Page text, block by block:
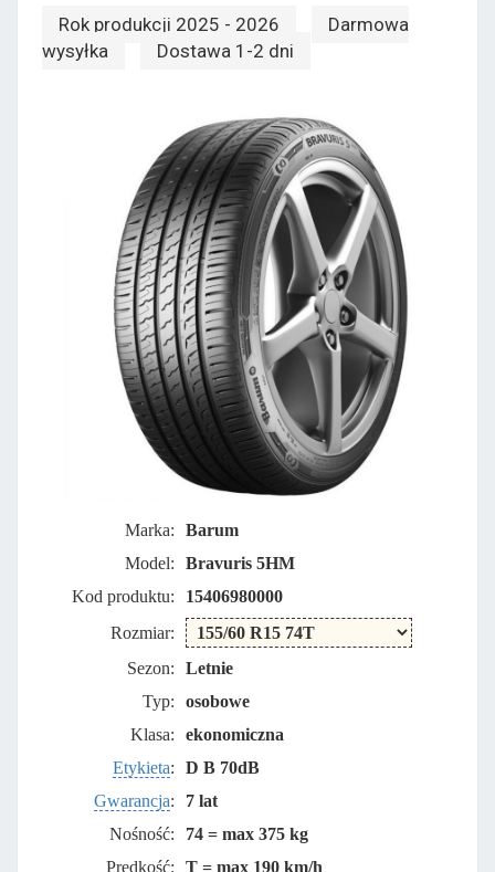
Rok produkcji 2025 - 2026
Darmowa
wysyłka
Dostawa 1-2 dni
Marka:
Barum
Model:
Bravuris 5HM
Kod produktu:
15406980000
Rozmiar:
Sezon:
Letnie
Typ:
osobowe
Klasa:
ekonomiczna
Etykieta:
D B 70dB
Gwarancja:
7 lat
Nośność:
74 = max 375 kg
Prędkość:
T = max 190 km/h